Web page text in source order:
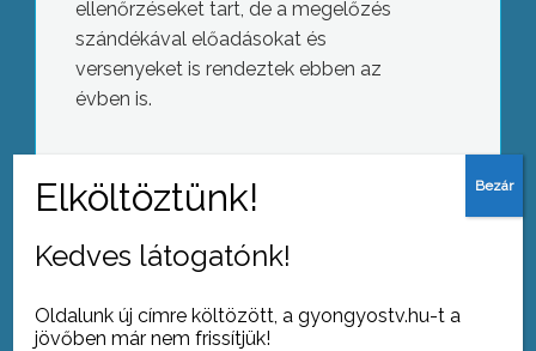
ellenőrzéseket tart, de a megelőzés
szándékával előadásokat és
versenyeket is rendeztek ebben az
évben is.
Jótékonysági sütivásár
Kedves látogatónk!
Oldalunk új címre költözött, a gyongyostv.hu-t a
jövőben már nem frissítjük!